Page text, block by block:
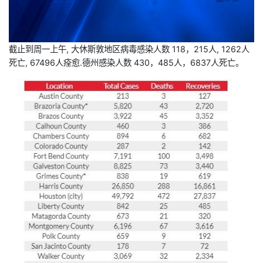
截止到周一上午, 大休斯敦地区病毒感染人数 118，215人, 1262人
死亡, 67496人痊愈.德州感染人数 430，485人，6837人死亡。